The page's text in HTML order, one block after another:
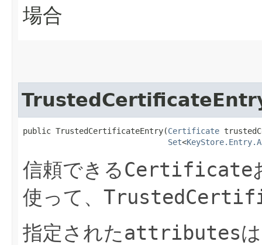
場合
public TrustedCertificateEntry​(Certificate
Set<
信頼できるCertificate
使って、
指定されたattributes